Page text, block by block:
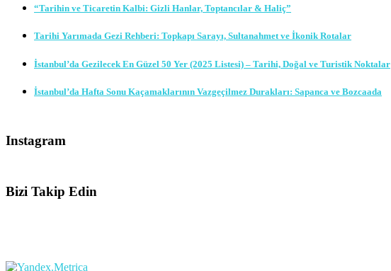
“Tarihin ve Ticaretin Kalbi: Gizli Hanlar, Toptancılar & Haliç”
Tarihi Yarımada Gezi Rehberi: Topkapı Sarayı, Sultanahmet ve İkonik Rotalar
İstanbul’da Gezilecek En Güzel 50 Yer (2025 Listesi) – Tarihi, Doğal ve Turistik Noktalar
İstanbul’da Hafta Sonu Kaçamaklarının Vazgeçilmez Durakları: Sapanca ve Bozcaada
Instagram
Bizi Takip Edin